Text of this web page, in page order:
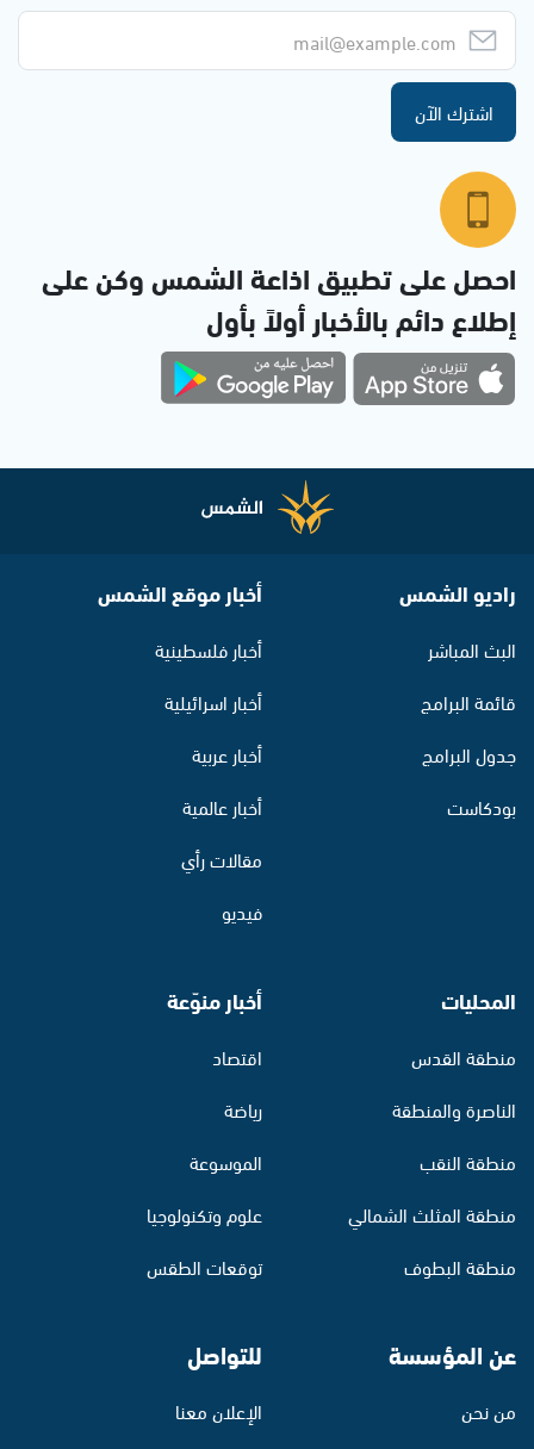
اشترك الآن
احصل على تطبيق اذاعة الشمس وكن على
إطلاع دائم بالأخبار أولاً بأول
راديو الشمس
البث المباشر
قائمة البرامج
جدول البرامج
بودكاست
أخبار موقع الشمس
أخبار فلسطينية
أخبار اسرائيلية
أخبار عربية
أخبار عالمية
مقالات رأي
فيديو
المحليات
منطقة القدس
الناصرة والمنطقة
منطقة النقب
منطقة المثلث الشمالي
منطقة البطوف
أخبار منوّعة
اقتصاد
رياضة
الموسوعة
علوم وتكنولوجيا
توقعات الطقس
عن المؤسسة
من نحن
للتواصل
الإعلان معنا